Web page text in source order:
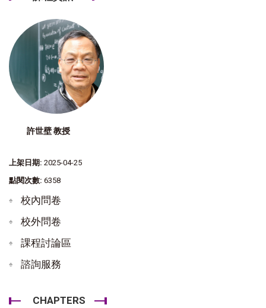
許世壁 教授
上架日期: 2025-04-25
點閱次數: 6358
校內問卷
校外問卷
課程討論區
諮詢服務
CHAPTERS